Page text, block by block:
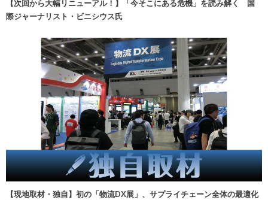
【次回から大幅リニューアル！】「今そこにある危機」を読み解く 国
際ジャーナリスト・ビニシウス氏
【現地取材・独自】初の「物流DX展」、サプライチェーン全体の最適化